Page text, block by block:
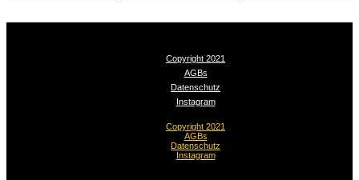
Copyright 2021
AGBs
Datenschutz
Instagram
Copyright 2021
AGBs
Datenschutz
Instagram